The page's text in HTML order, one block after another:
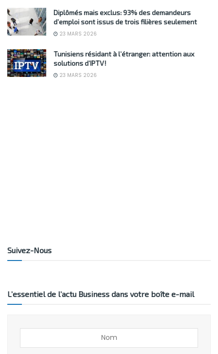
Diplômés mais exclus: 93% des demandeurs
d’emploi sont issus de trois filières seulement
23 MARS 2026
Tunisiens résidant à l’étranger: attention aux
solutions d’IPTV!
23 MARS 2026
Suivez-Nous
L’essentiel de l’actu Business dans votre boîte e-mail